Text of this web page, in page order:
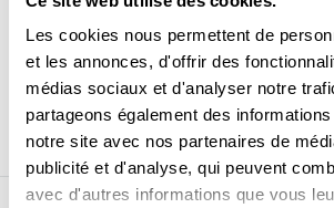
Les cookies nous permettent de
et les annonces, d'offrir des
médias sociaux et d'analyser notre
partageons également des
notre site avec nos partenaires de
publicité et d'analyse, qui peuvent
avec d'autres informations que vous
Assurez-vous que vos clients, amis ou
ce qu'il y a de mieux en donnant à vos
de taille claire. La taille de ces étiquettes
x 1,57"